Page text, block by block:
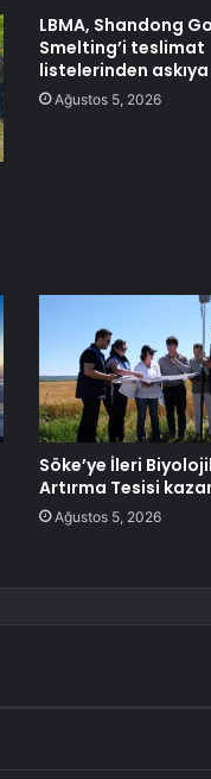
LBMA, Shandong
Smelting’i teslimat
listelerinden askıya
Ağustos 5, 2026
Söke’ye İleri
Artırma Tesisi
Ağustos 5, 2026